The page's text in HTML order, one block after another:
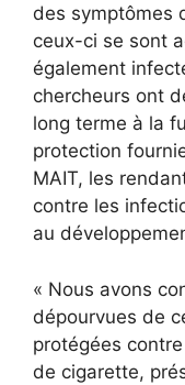
des symptômes
ceux-ci se sont
également
chercheurs ont
long terme à la
protection
MAIT, les
contre les
au
« Nous avons
dépourvues de
protégées
de cigarette,